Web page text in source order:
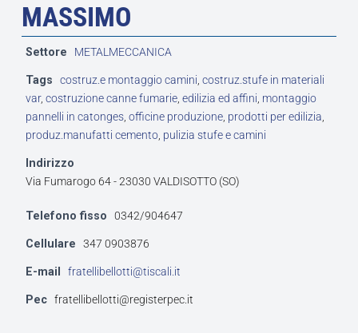
MASSIMO
Settore METALMECCANICA
Tags costruz.e montaggio camini, costruz.stufe in materiali
var, costruzione canne fumarie, edilizia ed affini, montaggio
pannelli in catonges, officine produzione, prodotti per edilizia,
produz.manufatti cemento, pulizia stufe e camini
Indirizzo
Via Fumarogo 64 - 23030 VALDISOTTO (SO)
Telefono fisso 0342/904647
Cellulare 347 0903876
E-mail fratellibellotti@tiscali.it
Pec fratellibellotti@registerpec.it